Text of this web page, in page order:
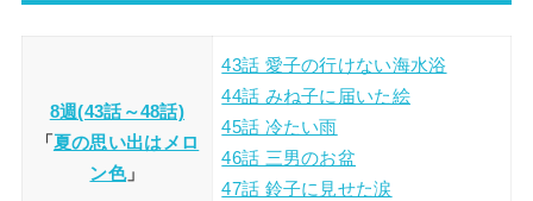
8週(43話～48話)
「 夏の思い出はメロ
ン色」
43話 愛子の行けない海水浴
44話 みね子に届いた絵
45話 冷たい雨
46話 三男のお盆
47話 鈴子に見せた涙